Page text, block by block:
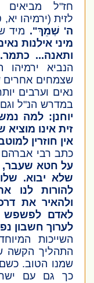
חז"ל
לזית(ירמיהו יא,
ה' שְׁמֵךְ".מיד
מיני אילנות
ותאנה...
הנביא ירמיהו
שצמחים אחרים
נאים וערבים
במדרש הנ"ל וגם
יוחנן: למה
זית אינו מוציא
אין חוזרין
כתב רבי אברהם
על חטא שעבר,
שלא יבוא.
להורות לנו את
ולהאיר את
לאדם לפשפש
לערוך חשבון
השייכות
התהליך הקשה
שמנו הטוב. כשם
כך גם עם